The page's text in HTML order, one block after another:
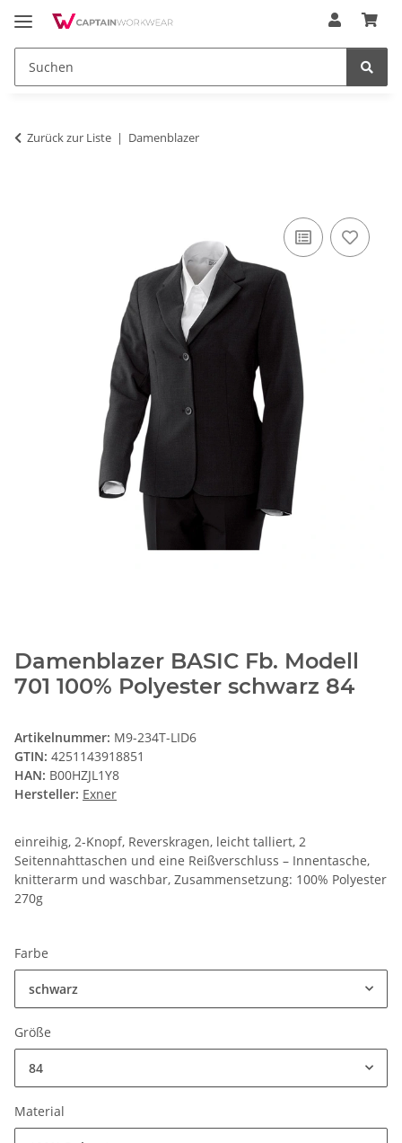
Zurück zur Liste Damenblazer
Damenblazer BASIC Fb. Modell
701 100% Polyester schwarz 84
Artikelnummer: M9-234T-LID6
GTIN: 4251143918851
HAN: B00HZJL1Y8
Hersteller: Exner
einreihig, 2-Knopf, Reverskragen, leicht talliert, 2
Seitennahttaschen und eine Reißverschluss – Innentasche,
knitterarm und waschbar, Zusammensetzung: 100% Polyester
270g
Farbe
schwarz
Größe
84
Material